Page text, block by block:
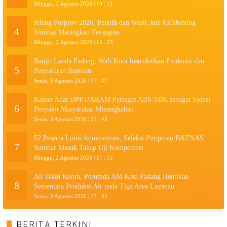
Minggu, 2 Agustus 2026 | 19 : 11
4
Jelang Porprov 2026, Pelatih dan Wasit-Juri Kickboxing
Sumbar Matangkan Persiapan
Minggu, 2 Agustus 2026 | 15 : 25
5
Banjir Landa Padang, Wali Kota Instruksikan Evakuasi dan
Penyaluran Bantuan
Senin, 3 Agustus 2026 | 17 : 47
6
Kajian Adat DPP DARAM Pertegas ABS-SBK sebagai Solusi
Penyakit Masyarakat Minangkabau
Senin, 3 Agustus 2026 | 11 : 43
7
52 Peserta Lolos Administrasi, Seleksi Pimpinan BAZNAS
Sumbar Masuk Tahap Uji Kompetensi
Minggu, 2 Agustus 2026 | 17 : 52
8
Air Baku Keruh, Perumda AM Kota Padang Hentikan
Sementara Produksi Air pada Tiga Area Layanan
Senin, 3 Agustus 2026 | 13 : 02
BERITA TERKINI